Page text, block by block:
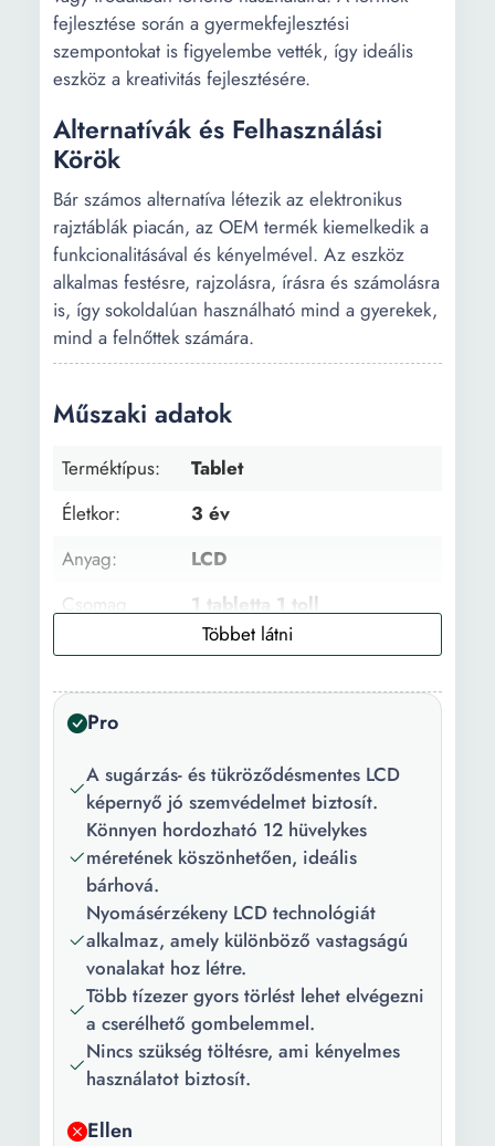
fejlesztése során a gyermekfejlesztési
szempontokat is figyelembe vették, így ideális
eszköz a kreativitás fejlesztésére.
Alternatívák és Felhasználási
Körök
Bár számos alternatíva létezik az elektronikus
rajztáblák piacán, az OEM termék kiemelkedik a
funkcionalitásával és kényelmével. Az eszköz
alkalmas festésre, rajzolásra, írásra és számolásra
is, így sokoldalúan használható mind a gyerekek,
mind a felnőttek számára.
Műszaki adatok
Terméktípus:
Tablet
Életkor:
3 év
Anyag:
LCD
Csomag
1 tabletta 1 toll
Fejleszthető
Figyelem Számítási
készségek Művészi
készség A betűk
felismerésének képessége
Szín:
Kék
Hosszúság:
29 cm
Szélesség:
18 cm
Magasság:
1 cm
Elem/Akkumulátor
típusa:
1 x CR2025 tartozék
Pro
A sugárzás- és tükröződésmentes LCD
képernyő jó szemvédelmet biztosít.
Könnyen hordozható 12 hüvelykes
méretének köszönhetően, ideális
bárhová.
Nyomásérzékeny LCD technológiát
alkalmaz, amely különböző vastagságú
vonalakat hoz létre.
Több tízezer gyors törlést lehet elvégezni
a cserélhető gombelemmel.
Nincs szükség töltésre, ami kényelmes
használatot biztosít.
Ellen